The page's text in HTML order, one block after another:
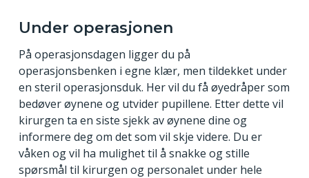
og du skal ikke bruke ansiktskrem denne dagen.
Du må regne med å ta fri fra jobb eller skole på
operasjonsdagen, med mindre du time hos oss på
ettermiddagen.
minst ett døgn før øyeoperasjonen. Harde linser
Under operasjonen
På operasjonsdagen ligger du på
operasjonsbenken i egne klær, men tildekket under
en steril operasjonsduk. Her vil du få øyedråper som
bedøver øynene og utvider pupillene. Etter dette vil
kirurgen ta en siste sjekk av øynene dine og
informere deg om det som vil skje videre. Du er
våken og vil ha mulighet til å snakke og stille
spørsmål til kirurgen og personalet under hele